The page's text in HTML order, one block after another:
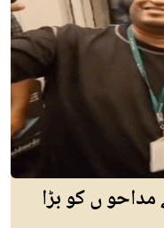
مداحو ں کو بڑا